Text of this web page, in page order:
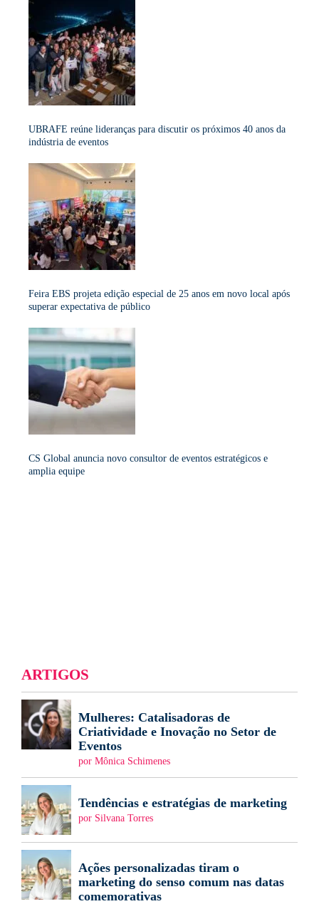
UBRAFE reúne lideranças para discutir os próximos 40 anos da
indústria de eventos
Feira EBS projeta edição especial de 25 anos em novo local após
superar expectativa de público
CS Global anuncia novo consultor de eventos estratégicos e
amplia equipe
ARTIGOS
Mulheres: Catalisadoras de
Criatividade e Inovação no Setor de
Eventos
por Mônica Schimenes
Tendências e estratégias de marketing
por Silvana Torres
Ações personalizadas tiram o
marketing do senso comum nas datas
comemorativas